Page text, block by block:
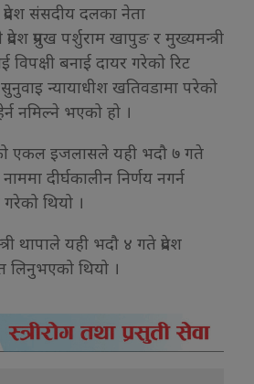
संसदीय दलका नेता
प्रमुख पर्शुराम खापुङ र मुख्यमन्त्री
विपक्षी बनाई दायर गरेको रिट
सुनुवाइ न्यायाधीश खतिवडामा परेको
नमिल्ने भएको हो ।
एकल इजलासले यही भदौ ७ गते
दीर्घकालीन निर्णय नगर्न
थियो ।
थापाले यही भदौ ४ गते प्रदेश
लिनुभएको थियो ।